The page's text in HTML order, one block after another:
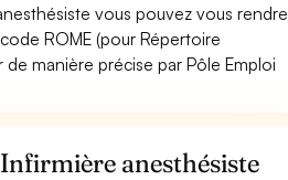
vous pouvez vous rendre
ROME (pour Répertoire
manière précise par Pôle Emploi
anesthésiste